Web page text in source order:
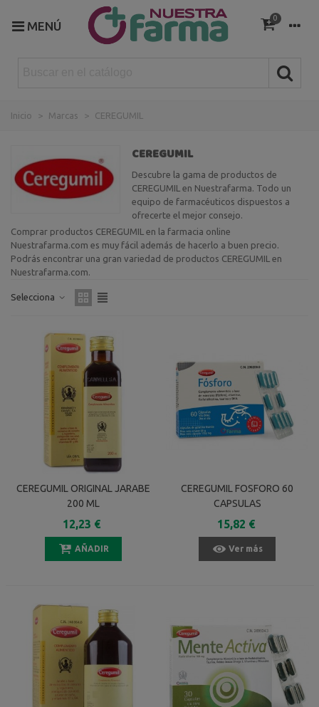
MENÚ
0
Inicio > Marcas > CEREGUMIL
CEREGUMIL
Descubre la gama de productos de
CEREGUMIL en Nuestrafarma. Todo un
equipo de farmacéuticos dispuestos a
ofrecerte el mejor consejo.
Comprar productos CEREGUMIL en la farmacia online
Nuestrafarma.com es muy fácil además de hacerlo a buen precio.
Podrás encontrar una gran variedad de productos CEREGUMIL en
Nuestrafarma.com.
Selecciona
CEREGUMIL ORIGINAL JARABE
200 ML
12,23 €
AÑADIR
CEREGUMIL FOSFORO 60
CAPSULAS
15,82 €
Ver más